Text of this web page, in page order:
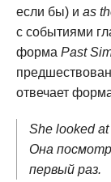
если бы) и as
с событиями
форма Past
отвечает
She looked at
Она
первый раз.